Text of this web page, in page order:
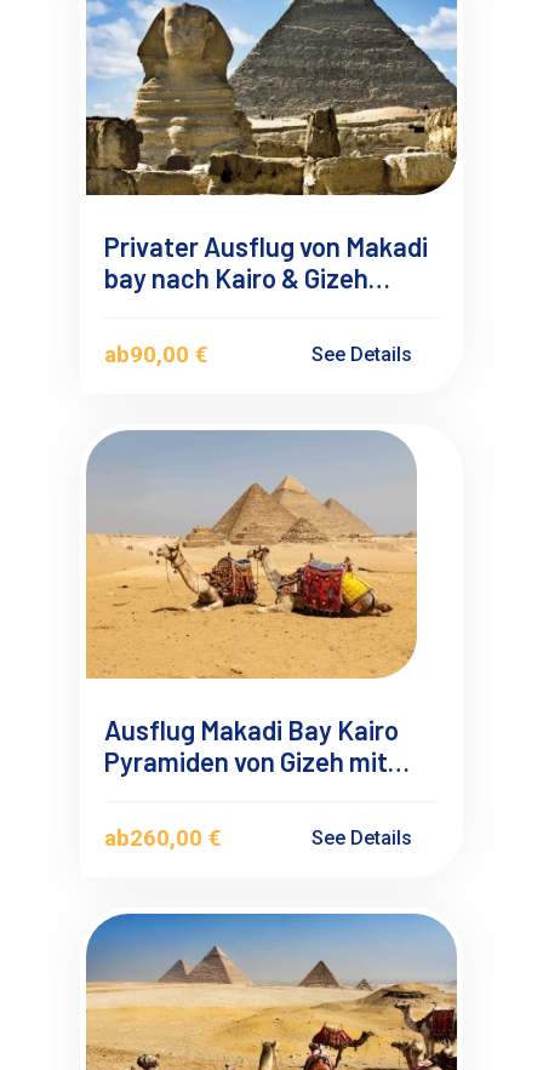
Privater Ausflug von Makadi
bay nach Kairo & Gizeh
Deutschsprachigen
Reiseführer
ab90,00 € See Details
Ausflug Makadi Bay Kairo
Pyramiden von Gizeh mit
ab260,00 € See Details